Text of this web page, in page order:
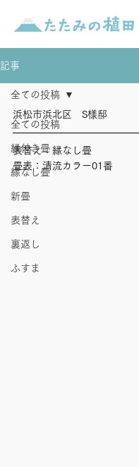
記事
全ての投稿
縁付き畳
縁なし畳
新畳
表替え
裏返し
ふすま
全ての投稿
浜松市浜北区　S様邸
表替え：縁なし畳
畳表：清流カラー01番